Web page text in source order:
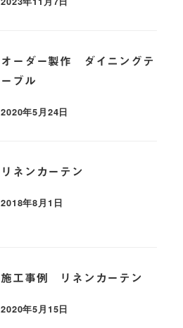
オーダー製作 ダイニングテ
ーブル
2020年5月24日
リネンカーテン
2018年8月1日
施工事例 リネンカーテン
2020年5月15日